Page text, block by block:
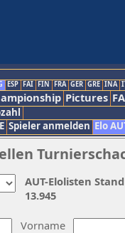
ESP FAI FIN FRA GER GRE INA
Pictures
Spieler anmelden Elo
Vorname
AUT-Elolisten
13.945